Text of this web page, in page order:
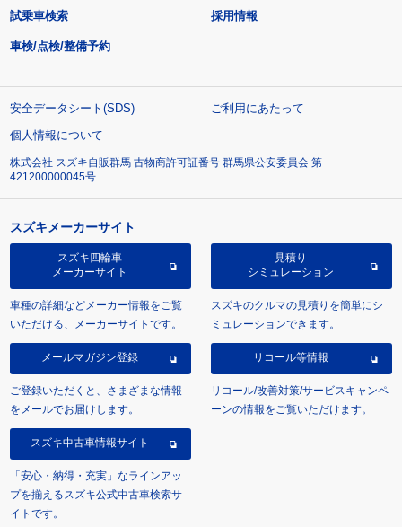
試乗車検索
車検/点検/整備予約
採用情報
安全データシート(SDS)
ご利用にあたって
個人情報について
株式会社 スズキ自販群馬 古物商許可証番号 群馬県公安委員会 第
421200000045号
スズキメーカーサイト
スズキ四輪車
メーカーサイト
車種の詳細などメーカー情報をご覧
いただける、メーカーサイトです。
見積り
シミュレーション
スズキのクルマの見積りを簡単にシ
ミュレーションできます。
メールマガジン登録
ご登録いただくと、さまざまな情報
をメールでお届けします。
リコール等情報
リコール/改善対策/サービスキャンペ
ーンの情報をご覧いただけます。
スズキ中古車情報サイト
「安心・納得・充実」なラインアッ
プを揃えるスズキ公式中古車検索サ
イトです。